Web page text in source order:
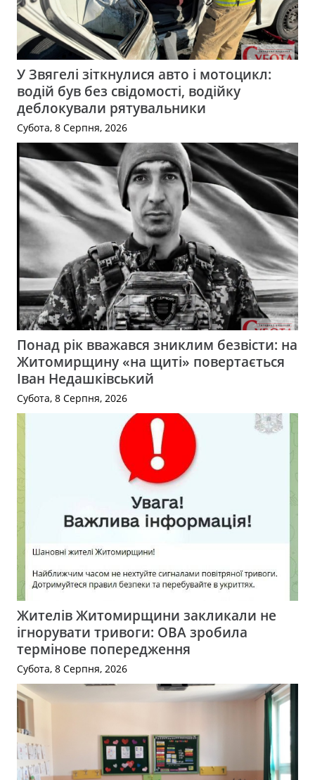
У Звягелі зіткнулися авто і мотоцикл:
водій був без свідомості, водійку
деблокували рятувальники
Субота, 8 Серпня, 2026
Понад рік вважався зниклим безвісти: на
Житомирщину «на щиті» повертається
Іван Недашківський
Субота, 8 Серпня, 2026
Жителів Житомирщини закликали не
ігнорувати тривоги: ОВА зробила
термінове попередження
Субота, 8 Серпня, 2026